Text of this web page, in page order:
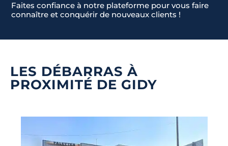
Faites confiance à notre plateforme pour vous faire
connaître et conquérir de nouveaux clients !
LES DÉBARRAS À
PROXIMITÉ DE GIDY